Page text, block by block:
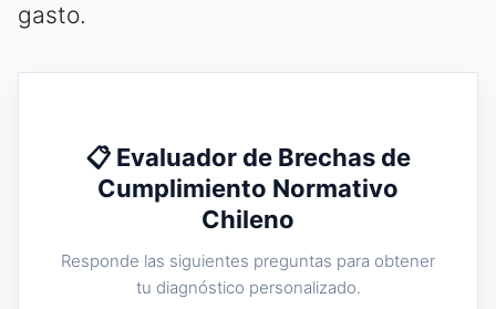
gasto.
📋 Evaluador de Brechas de
Cumplimiento Normativo
Chileno
Responde las siguientes preguntas para obtener
tu diagnóstico personalizado.